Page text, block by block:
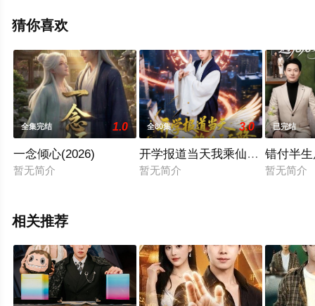
视剧、电视猫或剧情网等平台了解。
猜你喜欢
全集完结 1.0
一念倾心(2026)
暂无简介
全80集 3.0
开学报道当天我乘仙鹤从天而降
暂无简介
已完结
错付半
暂无简介
相关推荐